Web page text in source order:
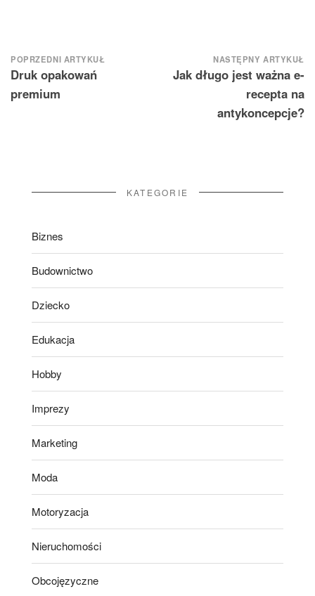
Nawigacja
wpisu
POPRZEDNI ARTYKUŁ
Druk opakowań
premium
NASTĘPNY ARTYKUŁ
Jak długo jest ważna e-
recepta na
antykoncepcje?
KATEGORIE
Biznes
Budownictwo
Dziecko
Edukacja
Hobby
Imprezy
Marketing
Moda
Motoryzacja
Nieruchomości
Obcojęzyczne